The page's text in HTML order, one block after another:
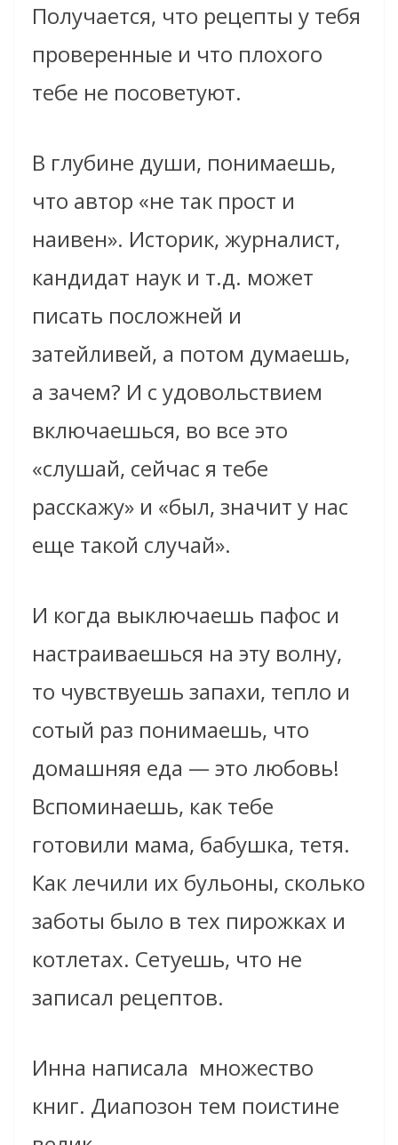
Получается, что рецепты у тебя
проверенные и что плохого
тебе не посоветуют.
В глубине души, понимаешь,
что автор «не так прост и
наивен». Историк, журналист,
кандидат наук и т.д. может
писать посложней и
затейливей, а потом думаешь,
а зачем? И с удовольствием
включаешься, во все это
«слушай, сейчас я тебе
расскажу» и «был, значит у нас
еще такой случай».
И когда выключаешь пафос и
настраиваешься на эту волну,
то чувствуешь запахи, тепло и
сотый раз понимаешь, что
домашняя еда — это любовь!
Вспоминаешь, как тебе
готовили мама, бабушка, тетя.
Как лечили их бульоны, сколько
заботы было в тех пирожках и
котлетах. Сетуешь, что не
записал рецептов.
Инна написала множество
книг. Диапозон тем поистине